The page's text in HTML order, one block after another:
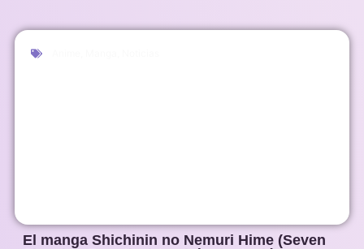
El manga Shichinin no Nemuri Hime (Seven